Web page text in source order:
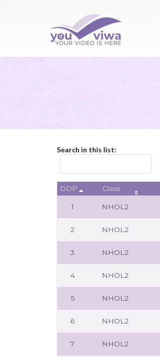
Search in this list:
ODP Class
1
NHOL2
2 NHOL2
3 NHOL2
4 NHOL2
5 NHOL2
6 NHOL2
7 NHOL2